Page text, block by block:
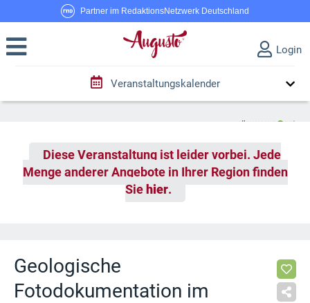
Partner im RedaktionsNetzwerk Deutschland
Login
Veranstaltungskalender
Diese Veranstaltung ist leider vorbei. Jede
Menge anderer Angebote in Ihrer Region finden
Sie hier.
Geologische
Fotodokumentation im